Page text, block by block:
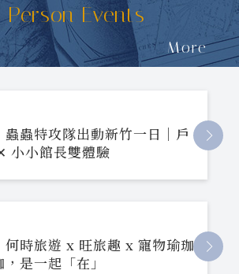
Person Events
More
蟲蟲特攻隊出動新竹一日｜戶
小小館長雙體驗
何時旅遊 x 旺旅趣 x 寵物瑜珈
是一起「在」